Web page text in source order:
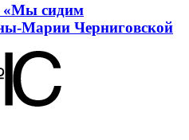
сидим
Марии Черниговской